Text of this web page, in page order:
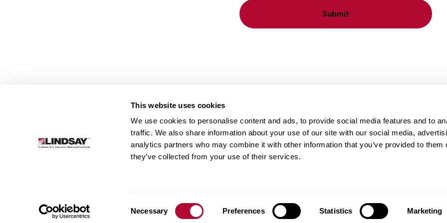
This website uses cookies
We use cookies to personalise content and ads, to provide social media features and to
traffic. We also share information about your use of our site with our social media,
analytics partners who may combine it with other information that you’ve provided to them
they’ve collected from your use of their services.
Necessary Preferences Statistics Marketing
Submit
Link
Infraestrutura
Locais Carreiras
© 2026 Lindsay Corporation. All rights reserved.Aviso de Privacidade |Termos de Uso Isenção de responsabilidade de